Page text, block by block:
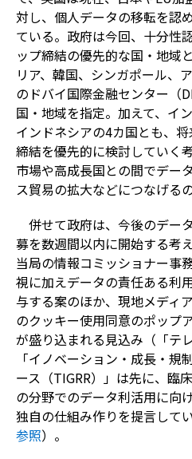
対し、個人データの移転を認
ている。政府は今回、十分性
ップ締結の優先的な国・地域
リア、韓国、シンガポール、
のドバイ国際金融センター（
国・地域を指定。加えて、イ
インドネシアの4カ国とも、
締結を優先的に検討していく
市場や高成長国との間でデー
ス貿易の拡大などにつなげる
併せて政府は、今後のデー
募を数週間以内に開始する考
当局の情報コミッショナー事
視に加えデータの責任ある利
与する案のほか、現地メディ
のクッキー使用同意のポップ
が盛り込まれる見込み（「テ
「イノベーション・成長・規
ース（TIGRR）」は先に、臨
の分野でのデータ利活用に向
独自の仕組み作りを提言して
参照）。